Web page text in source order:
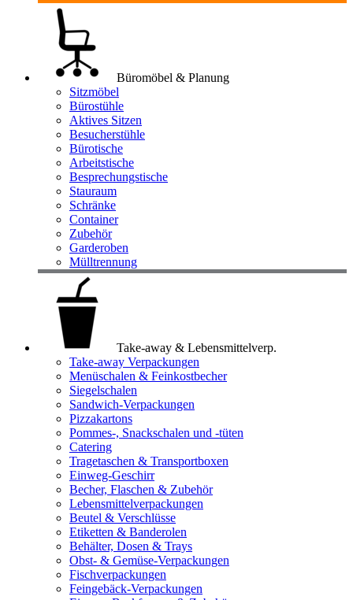
Büromöbel & Planung
Sitzmöbel
Bürostühle
Aktives Sitzen
Besucherstühle
Bürotische
Arbeitstische
Besprechungstische
Stauraum
Schränke
Container
Zubehör
Garderoben
Mülltrennung
Take-away & Lebensmittelverp.
Take-away Verpackungen
Menüschalen & Feinkostbecher
Siegelschalen
Sandwich-Verpackungen
Pizzakartons
Pommes-, Snackschalen und -tüten
Catering
Tragetaschen & Transportboxen
Einweg-Geschirr
Becher, Flaschen & Zubehör
Lebensmittelverpackungen
Beutel & Verschlüsse
Etiketten & Banderolen
Behälter, Dosen & Trays
Obst- & Gemüse-Verpackungen
Fischverpackungen
Feingebäck-Verpackungen